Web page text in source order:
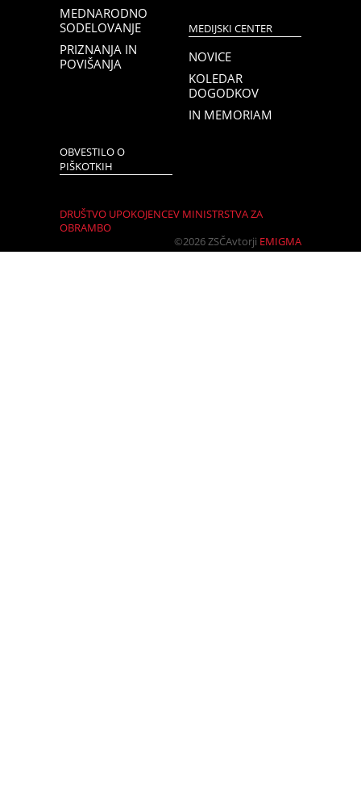
MEDNARODNO
SODELOVANJE
PRIZNANJA IN
POVIŠANJA
MEDIJSKI CENTER
NOVICE
KOLEDAR
DOGODKOV
IN MEMORIAM
OBVESTILO O
PIŠKOTKIH
DRUŠTVO UPOKOJENCEV MINISTRSTVA ZA
OBRAMBO
©2026 ZSČAvtorji EMIGMA